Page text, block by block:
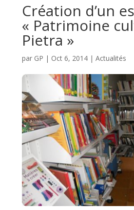
Création d’un
« Patrimoine
Pietra »
par GP | Oct 6, 2014| Actualités